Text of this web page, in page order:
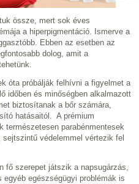
össze, mert sok éves
a hiperpigmentáció. Ismerve a
Ebben az esetben az
dolog, amit a
óta próbálják felhívni a figyelmet a
időben és minőségben alkalmazott
biztosítanak a bőr számára,
hatásaitól. A prémium
természetesen parabénmentesek
védelemmel vértezik fel
fő szerepet játszik a napsugárzás,
egészségügyi problémák is